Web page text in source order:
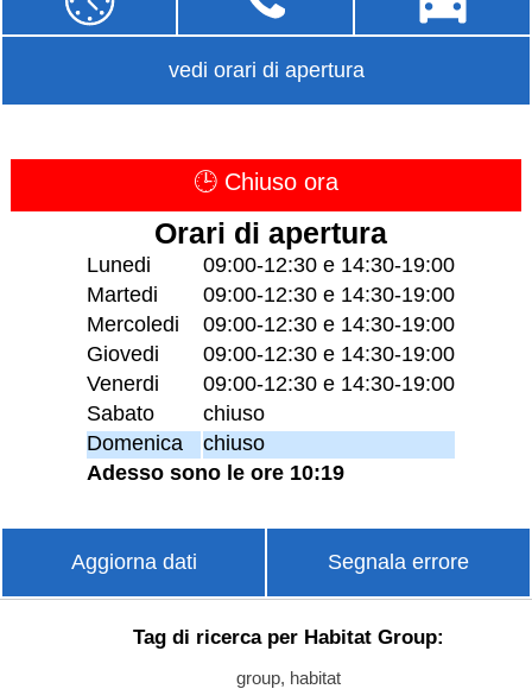
vedi orari di apertura
🕒 Chiuso ora
Orari di apertura
Lunedi
09:00-12:30 e 14:30-19:00
Martedi
09:00-12:30 e 14:30-19:00
Mercoledi
09:00-12:30 e 14:30-19:00
Giovedi
09:00-12:30 e 14:30-19:00
Venerdi
09:00-12:30 e 14:30-19:00
Sabato
chiuso
Domenica
chiuso
Adesso sono le ore 10:19
Aggiorna dati Segnala errore
Tag di ricerca per Habitat Group:
group, habitat